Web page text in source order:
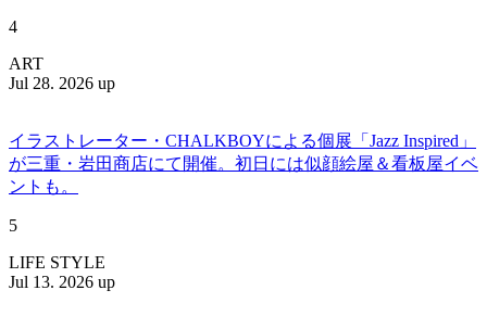
4
ART
Jul 28. 2026 up
イラストレーター・CHALKBOYによる個展「Jazz Inspired」
が三重・岩田商店にて開催。初日には似顔絵屋＆看板屋イベ
ントも。
5
LIFE STYLE
Jul 13. 2026 up